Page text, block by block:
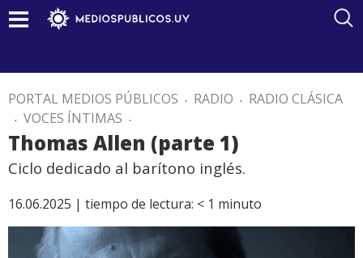
PORTAL MEDIOS PÚBLICOS . RADIO . RADIO CLÁSICA
. VOCES ÍNTIMAS .
Thomas Allen (parte 1)
Ciclo dedicado al barítono inglés.
16.06.2025 | tiempo de lectura: < 1 minuto